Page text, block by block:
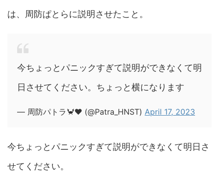
は、周防ぱとらに説明させたこと。
今ちょっとパニックすぎて説明ができなくて明
日させてください。ちょっと横になります
— 周防パトラ🦀❤️ (@Patra_HNST) April 17, 2023
今ちょっとパニックすぎて説明ができなくて明日さ
せてください。